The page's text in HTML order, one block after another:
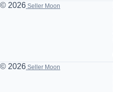
© 2026 Seller Moon
© 2026 Seller Moon